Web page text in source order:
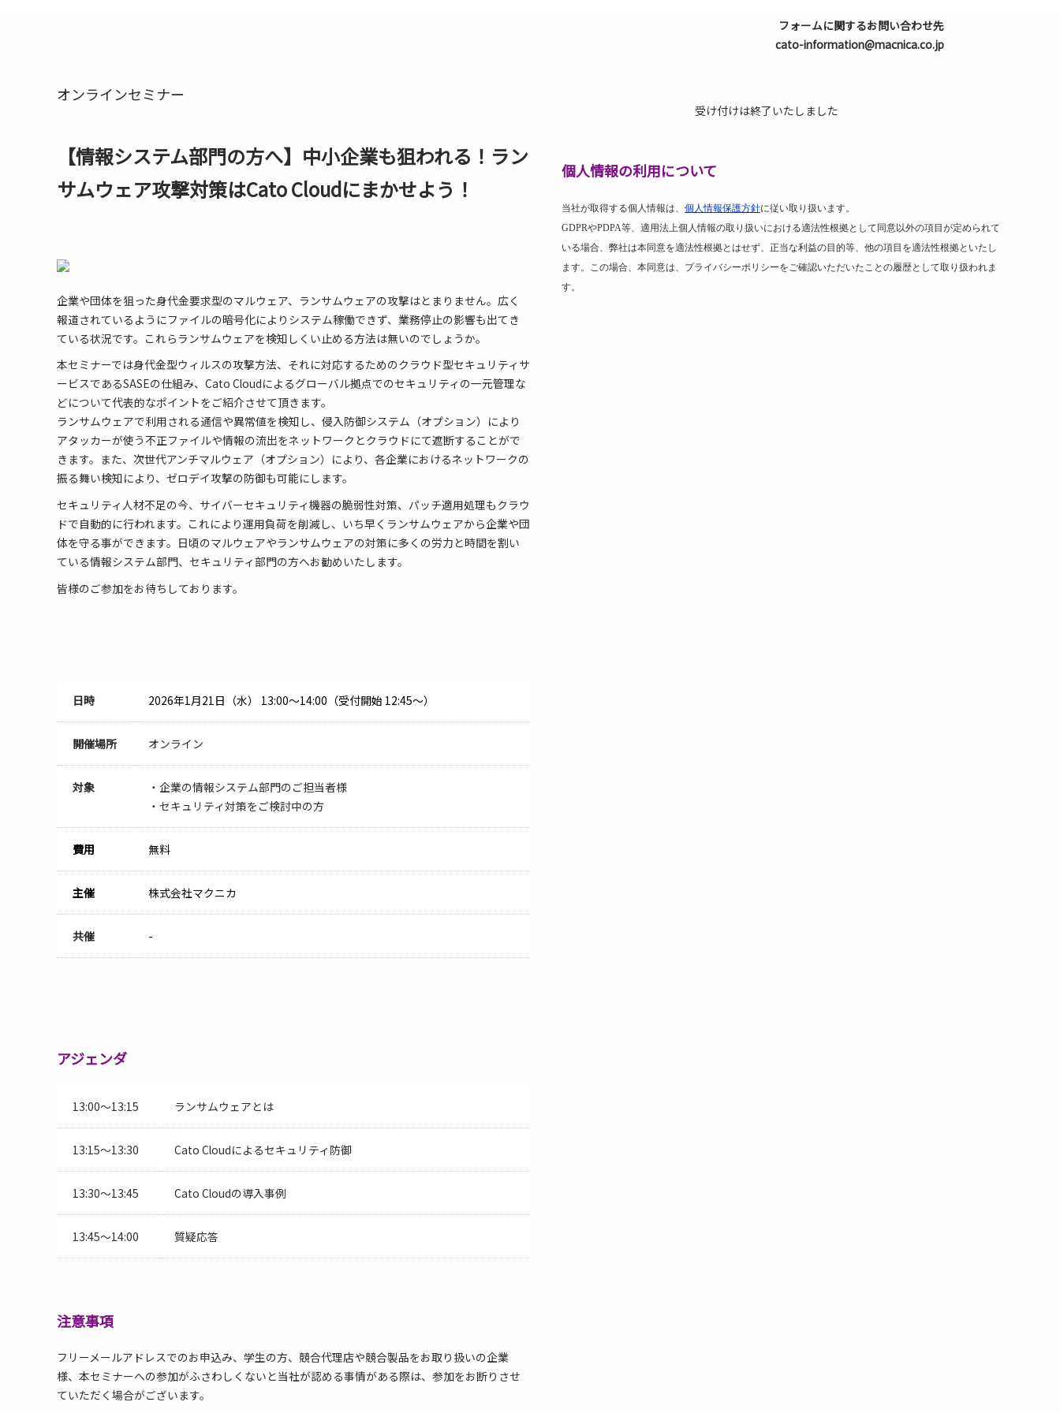
オンラインセミナー
【情報システム部門の方へ】中小企業も狙われる！ラン
サムウェア攻撃対策はCato Cloudにまかせよう！
企業や団体を狙った身代金要求型のマルウェア、ランサムウェアの攻撃はとまりません。広く
報道されているようにファイルの暗号化によりシステム稼働できず、業務停止の影響も出てき
ている状況です。これらランサムウェアを検知しくい止める方法は無いのでしょうか。
本セミナーでは身代金型ウィルスの攻撃方法、それに対応するためのクラウド型セキュリティサ
ービスであるSASEの仕組み、Cato Cloudによるグローバル拠点でのセキュリティの一元管理な
どについて代表的なポイントをご紹介させて頂きます。
ランサムウェアで利用される通信や異常値を検知し、侵入防御システム（オプション）により
アタッカーが使う不正ファイルや情報の流出をネットワークとクラウドにて遮断することがで
きます。また、次世代アンチマルウェア（オプション）により、各企業におけるネットワークの
振る舞い検知により、ゼロデイ攻撃の防御も可能にします。
セキュリティ人材不足の今、サイバーセキュリティ機器の脆弱性対策、パッチ適用処理もクラウ
ドで自動的に行われます。これにより運用負荷を削減し、いち早くランサムウェアから企業や団
体を守る事ができます。日頃のマルウェアやランサムウェアの対策に多くの労力と時間を割い
ている情報システム部門、セキュリティ部門の方へお勧めいたします。
皆様のご参加をお待ちしております。
日時 2026年1月21日（水） 13:00～14:00（受付開始 12:45～）
開催場所 オンライン
対象
・企業の情報システム部門のご担当者様
・セキュリティ対策をご検討中の方
費用 無料
主催 株式会社マクニカ
共催 -
アジェンダ
13:00～13:15 ランサムウェアとは
13:15～13:30 Cato Cloudによるセキュリティ防御
13:30～13:45 Cato Cloudの導入事例
13:45～14:00 質疑応答
注意事項
フリーメールアドレスでのお申込み、学生の方、競合代理店や競合製品をお取り扱いの企業
様、本セミナーへの参加がふさわしくないと当社が認める事情がある際は、参加をお断りさせ
ていただく場合がございます。
フォームに関するお問い合わせ先
cato-information@macnica.co.jp
受け付けは終了いたしました
個人情報の利用について
当社が取得する個人情報は、 個人情報保護方針に従い取り扱います。
GDPRやPDPA等、適用法上個人情報の取り扱いにおける適法性根拠として同意以外の項目が定められて
いる場合、弊社は本同意を適法性根拠とはせず、正当な利益の目的等、他の項目を適法性根拠といたし
ます。この場合、本同意は、プライバシーポリシーをご確認いただいたことの履歴として取り扱われま
す。